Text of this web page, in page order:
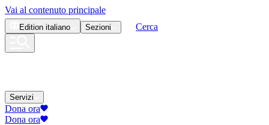
Vai al contenuto principale
Edition italiano Sezioni Cerca
Servizi
Dona ora
Dona ora